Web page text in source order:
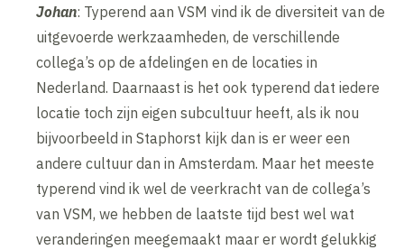
Johan: Typerend aan VSM vind ik de diversiteit van de
uitgevoerde werkzaamheden, de verschillende
collega’s op de afdelingen en de locaties in
Nederland. Daarnaast is het ook typerend dat iedere
locatie toch zijn eigen subcultuur heeft, als ik nou
bijvoorbeeld in Staphorst kijk dan is er weer een
andere cultuur dan in Amsterdam. Maar het meeste
typerend vind ik wel de veerkracht van de collega’s
van VSM, we hebben de laatste tijd best wel wat
veranderingen meegemaakt maar er wordt gelukkig